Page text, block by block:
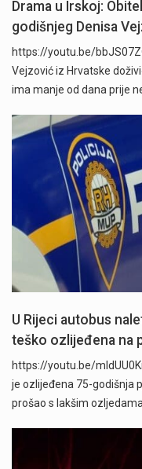
Drama u Irskoj:
godišnjeg Denisa
https://youtu.be/
Vejzović iz Hrvatske
ima manje od dana prije
U Rijeci autobus
teško ozlijeđena na
https://youtu.be/
je ozlijeđena 75-godišnja
prošao s lakšim